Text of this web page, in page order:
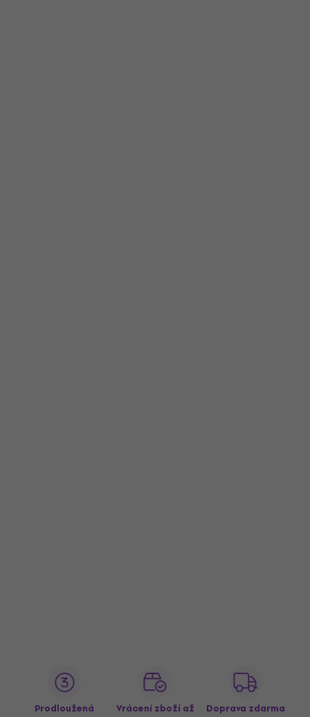
Prodloužená
Vrácení zboží až
Doprava zdarma